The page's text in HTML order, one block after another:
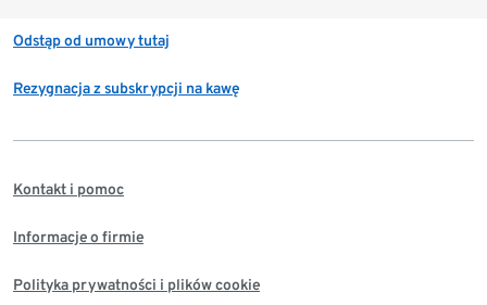
Odstąp od umowy tutaj
Rezygnacja z subskrypcji na kawę
Kontakt i pomoc
Informacje o firmie
Polityka prywatności i plików cookie